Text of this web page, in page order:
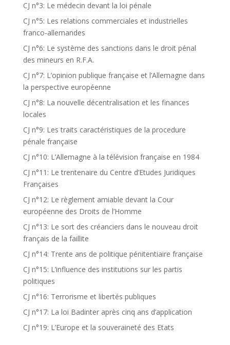
CJ n°3: Le médecin devant la loi pénale
CJ n°5: Les relations commerciales et industrielles
franco-allemandes
CJ n°6: Le système des sanctions dans le droit pénal
des mineurs en R.F.A.
CJ n°7: L’opinion publique française et l’Allemagne dans
la perspective européenne
CJ n°8: La nouvelle décentralisation et les finances
locales
CJ n°9: Les traits caractéristiques de la procedure
pénale française
CJ n°10: L’Allemagne à la télévision française en 1984
CJ n°11: Le trentenaire du Centre d’Etudes Juridiques
Françaises
CJ n°12: Le règlement amiable devant la Cour
européenne des Droits de l’Homme
CJ n°13: Le sort des créanciers dans le nouveau droit
français de la faillite
CJ n°14: Trente ans de politique pénitentiaire française
CJ n°15: L’influence des institutions sur les partis
politiques
CJ n°16: Terrorisme et libertés publiques
CJ n°17: La loi Badinter après cinq ans d’application
CJ n°19: L’Europe et la souveraineté des Etats